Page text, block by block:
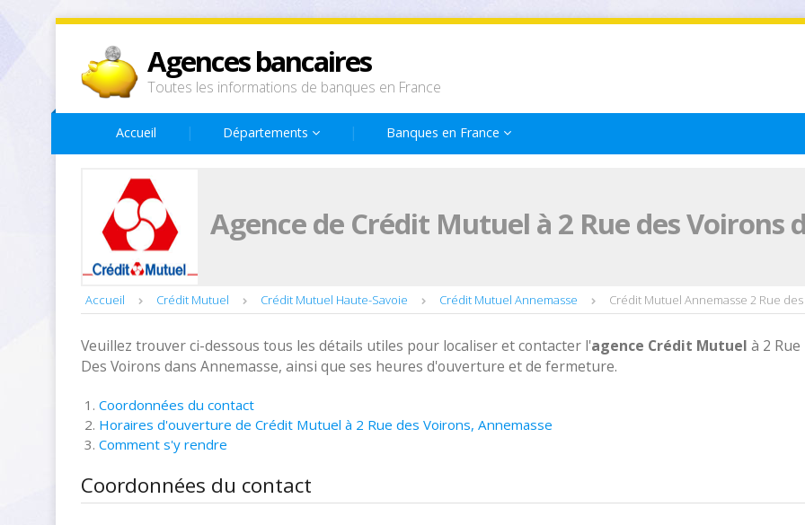
Agences bancaires
Toutes les informations de banques en France
Accueil Départements Banques en France
Agence de Crédit Mutuel à 2 Rue des Voirons
Accueil Crédit Mutuel Crédit Mutuel Haute-Savoie Crédit Mutuel Annemasse Crédit Mutuel Annemasse 2 Rue
Veuillez trouver ci-dessous tous les détails utiles pour localiser et contacter l'agence Crédit Mutuel à 2 Rue
Des Voirons dans Annemasse, ainsi que ses heures d'ouverture et de fermeture.
Coordonnées du contact
Horaires d'ouverture de Crédit Mutuel à 2 Rue des Voirons, Annemasse
Comment s'y rendre
Coordonnées du contact